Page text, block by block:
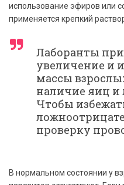
использование эфиров или
применяется крепкий
Лаборанты
увеличение и
массы
наличие яиц и
Чтобы
проверку
В нормальном состоянии у